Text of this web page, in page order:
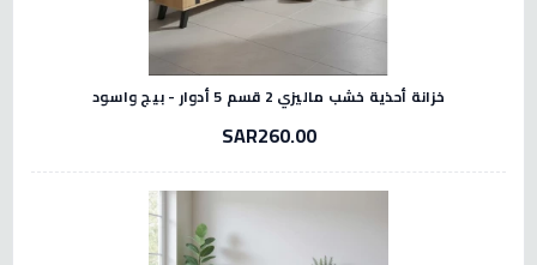
خزانة أحذية خشب ماليزي 2 قسم 5 أدوار - بيج واسود
SAR260.00